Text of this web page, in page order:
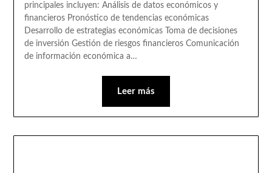
principales incluyen: Análisis de datos económicos y
financieros Pronóstico de tendencias económicas
Desarrollo de estrategias económicas Toma de decisiones
de inversión Gestión de riesgos financieros Comunicación
de información económica a…
Leer más